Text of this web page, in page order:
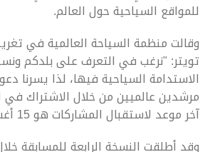
للمواقع السياحية حول العالم.
وقالت منظمة السياحة العالمية في
تويتر: "نرغب في التعرف على بلدكم
الاستدامة السياحية فيها، لذا يسرنا
مرشدين عالميين من خلال الاشتراك في
آخر موعد لاستقبال المشاركات هو 15 أغسطس".
وقد أطلقت النسخة الرابعة للمسابقة خلال